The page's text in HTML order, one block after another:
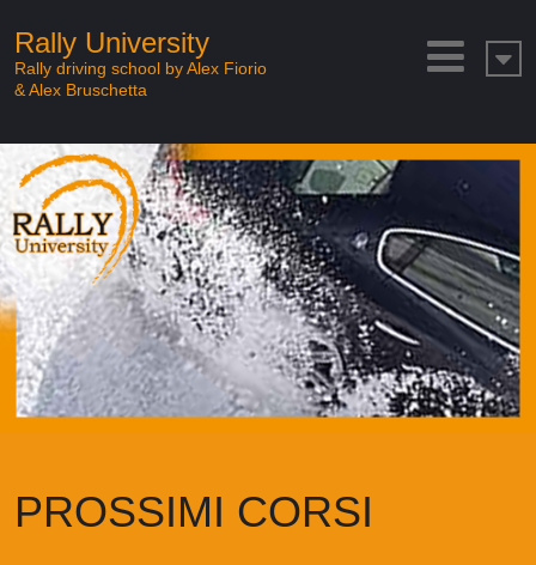
Rally University
Rally driving school by Alex Fiorio
& Alex Bruschetta
PROSSIMI CORSI